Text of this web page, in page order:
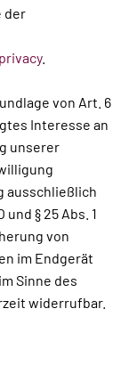
der
.
von Art. 6
Interesse an
unserer
ausschließlich
und § 25 Abs. 1
von
im Endgerät
Sinne des
widerrufbar.